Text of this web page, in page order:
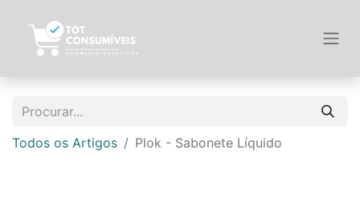
Todos os Artigos Plok - Sabonete Líquido